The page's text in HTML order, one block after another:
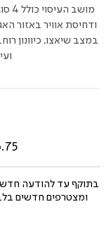
ודחיסת אוויר באזור
₪
בתוקף עד
ומצטרפים חדשים